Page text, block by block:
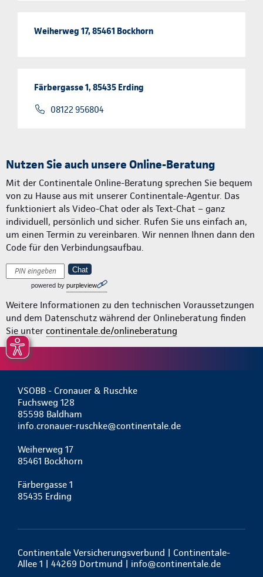
Weiherweg 17, 85461 Bockhorn
Färbergasse 1, 85435 Erding
08122 956804
Nutzen Sie auch unsere Online-Beratung
Mit der Continentale Online-Beratung sprechen Sie bequem
von zu Hause aus mit unserer Continentale-Agentur. Das
funktioniert als Video-Chat oder als Text-Chat – ganz
individuell, persönlich und sicher. Rufen Sie uns einfach an,
um einen Termin zu vereinbaren. Wir nennen Ihnen dann den
Code für den Verbindungsaufbau.
Chat
powered by purpleview
Weitere Informationen zu den technischen Voraussetzungen
und dem Datenschutz während der Onlineberatung finden
Sie unter continentale.de/onlineberatung
VSOBB - Cronauer & Ruschke
Fuchsweg 128
85598 Baldham
info.cronauer-ruschke@continentale.de
Weiherweg 17
85461 Bockhorn
Färbergasse 1
85435 Erding
Continentale Versicherungsverbund | Continentale-
Allee 1 | 44269 Dortmund | info@continentale.de